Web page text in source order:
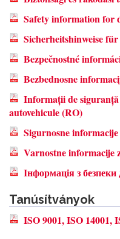
Safety information for
Sicherheitshinweise
Bezpečnostné
Bezbednosne
Informații de
autovehicule (RO)
Sigurnosne
Varnostne informacije
Інформація з безпеки
Tanúsítványok
ISO 9001, ISO 14001,